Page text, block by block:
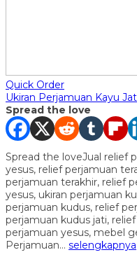
Quick Order
Ukiran Perjamuan Kayu
Spread the love
Spread the loveJual relief
yesus, relief perjamuan
perjamuan terakhir, relief
yesus, ukiran perjamuan
perjamuan kudus, relief
perjamuan kudus jati,
perjamuan yesus, mebel
Perjamuan… selengkapnya